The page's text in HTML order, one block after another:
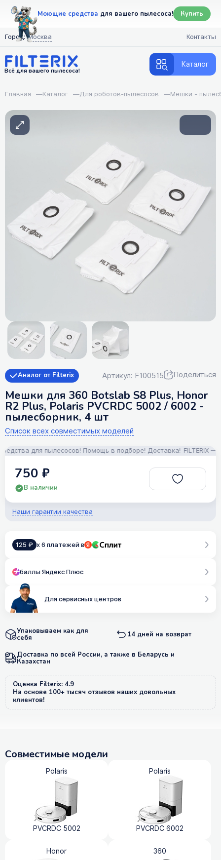
Моющие средства для вашего пылесоса! Купить
Город: Москва Контакты
Всё для вашего пылесоса!
Каталог
Главная —Каталог —Для роботов-пылесосов —Мешки -
Аналог от Filterix Артикул: F100515 Поделиться
Мешки для 360 Botslab S8 Plus, Honor
R2 Plus, Polaris PVCRDC 5002 / 6002 -
пылесборник, 4 шт
Список всех совместимых моделей
для пылесосов! Помощь в подборе! Доставка! FILTERIX —
750 ₽
В наличии
Наши гарантии качества
125 ₽ x 6 платежей в
баллы Яндекс Плюс
Для сервисных центров
Упаковываем как для
себя 14 дней на возврат
Доставка по всей России, а также в Беларусь и
Казахстан
Оценка Filterix: 4.9
На основе 100+ тысяч отзывов наших довольных
клиентов!
Совместимые модели
Polaris
PVCRDC 5002
Polaris
PVCRDC 6002
Honor 360